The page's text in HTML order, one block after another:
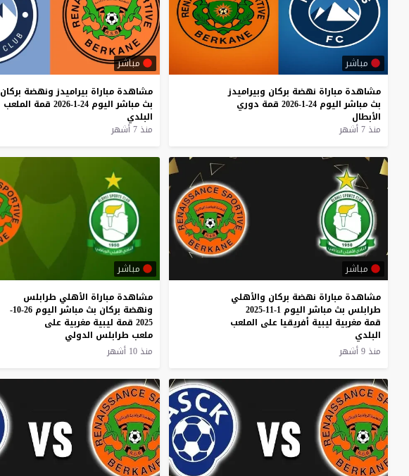
مباشر
مشاهدة مباراة نهضة بركان وبيراميدز
بث مباشر اليوم 24-1-2026 قمة دوري
الأبطال
منذ 7 أشهر
مباشر
مشاهدة مباراة بيراميدز ونهضة بركان
بث مباشر اليوم 24-1-2026 قمة الملعب
البلدي
منذ 7 أشهر
مباشر
مشاهدة مباراة نهضة بركان والأهلي
طرابلس بث مباشر اليوم 1-11-2025
قمة مغربية ليبية أفريقيا على الملعب
البلدي
منذ 9 أشهر
مباشر
مشاهدة مباراة الأهلي طرابلس
ونهضة بركان بث مباشر اليوم 26-10-
2025 قمة ليبية مغربية على
ملعب طرابلس الدولي
منذ 10 أشهر